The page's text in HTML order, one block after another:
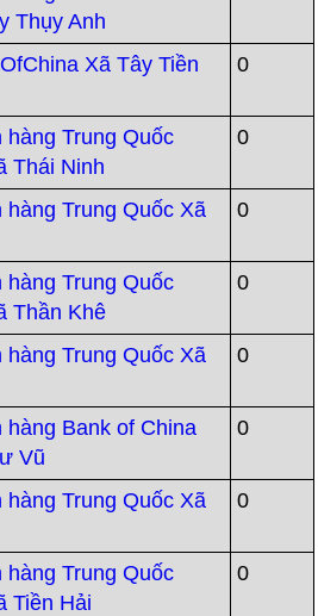
Thụy Anh
Xã Tây Tiền
0
hàng Trung Quốc
Thái Ninh
0
hàng Trung Quốc Xã
0
hàng Trung Quốc
Thần Khê
0
hàng Trung Quốc Xã
0
hàng Bank of China
Vũ
0
hàng Trung Quốc Xã
0
hàng Trung Quốc
Tiền Hải
0